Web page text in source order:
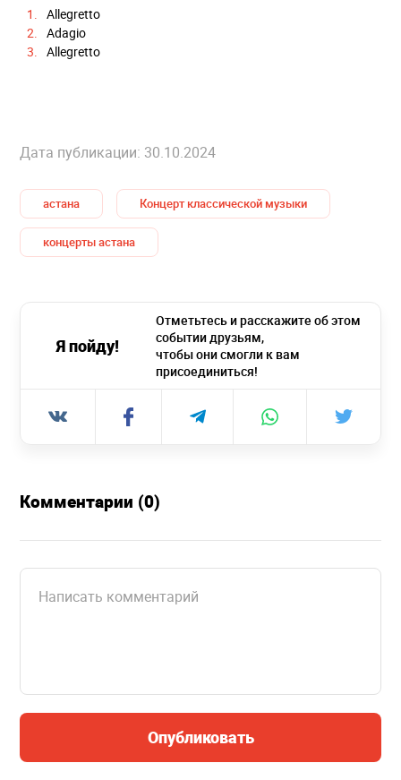
Allegretto
Adagio
Allegretto
Дата публикации: 30.10.2024
астана Концерт классической музыки
концерты астана
Я пойду!
Отметьтесь и расскажите об этом
событии друзьям,
чтобы они смогли к вам
присоединиться!
Комментарии (0)
Опубликовать